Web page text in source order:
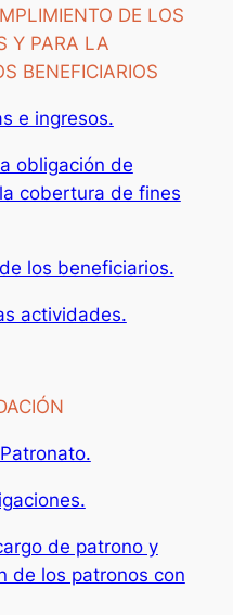
DE LOS
Y PARA LA
BENEFICIARIOS
e ingresos.
obligación de
cobertura de fines
los beneficiarios.
actividades.
de patrono y
de los patronos con